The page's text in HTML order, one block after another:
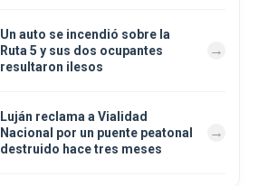
Un auto se incendió sobre la
Ruta 5 y sus dos ocupantes
resultaron ilesos
Luján reclama a Vialidad
Nacional por un puente peatonal
destruido hace tres meses